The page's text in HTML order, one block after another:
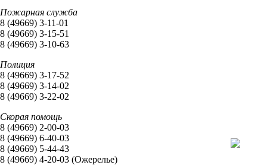
Пожарная служба
8 (49669) 3-11-01
8 (49669) 3-15-51
8 (49669) 3-10-63
Полиция
8 (49669) 3-17-52
8 (49669) 3-14-02
8 (49669) 3-22-02
Скорая помощь
8 (49669) 2-00-03
8 (49669) 6-40-03
8 (49669) 5-44-43
8 (49669) 4-20-03 (Ожерелье)